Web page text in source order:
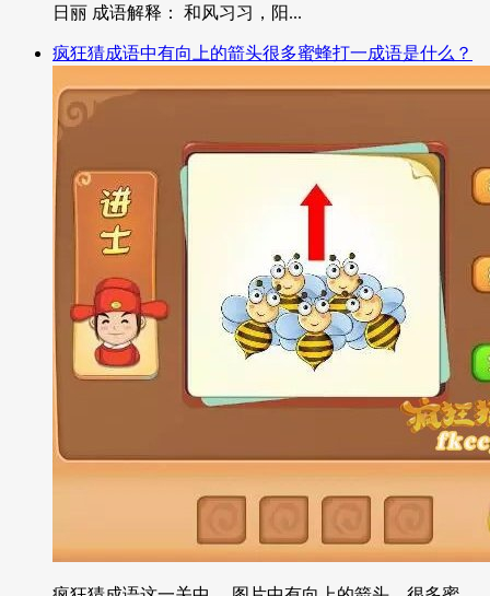
日丽 成语解释： 和风习习，阳...
疯狂猜成语中有向上的箭头很多蜜蜂打一成语是什么？